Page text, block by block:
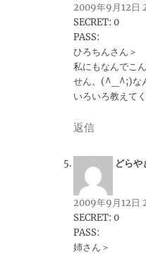
2009年9月12日
SECRET: 0
PASS:
ひろちんさん＞
私にもなんでこ
せん。(^_^;)な
いろいろ教えて
返信
どらや
2009年9月12日
SECRET: 0
PASS:
姉さん＞